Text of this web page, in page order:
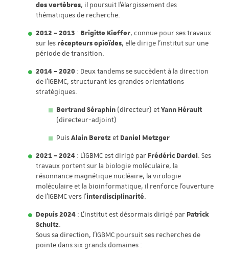
des vertèbres, il poursuit l’élargissement des
thématiques de recherche.
2012 – 2013 : Brigitte Kieffer, connue pour ses travaux
sur les récepteurs opioïdes, elle dirige l’institut sur une
période de transition.
2014 – 2020 : Deux tandems se succèdent à la direction
de l’IGBMC, structurant les grandes orientations
stratégiques.
Bertrand Séraphin (directeur) etYann Hérault
(directeur-adjoint)
PuisAlain Beretz et Daniel Metzger
2021 – 2024 : L’IGBMC est dirigé par Frédéric Dardel. Ses
travaux portent sur la biologie moléculaire, la
résonnance magnétique nucléaire, la virologie
moléculaire et la bioinformatique, il renforce l’ouverture
de l’IGBMC vers l’interdisciplinarité.
Depuis 2024 : L’institut est désormais dirigé par Patrick
Schultz.
Sous sa direction, l’IGBMC poursuit ses recherches de
pointe dans six grands domaines :